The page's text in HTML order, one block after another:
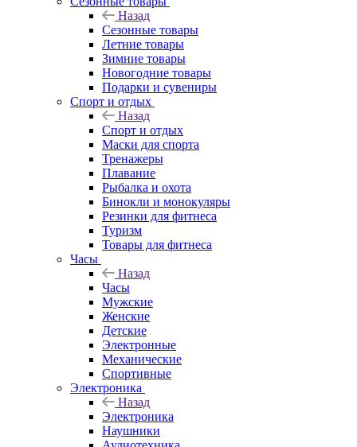
Назад
Сезонные товары
Летние товары
Зимние товары
Новогодние товары
Подарки и сувениры
Спорт и отдых
Назад
Спорт и отдых
Маски для спорта
Тренажеры
Плавание
Рыбалка и охота
Бинокли и монокуляры
Резинки для фитнеса
Туризм
Товары для фитнеса
Часы
Назад
Часы
Мужские
Женские
Детские
Электронные
Механические
Спортивные
Электроника
Назад
Электроника
Наушники